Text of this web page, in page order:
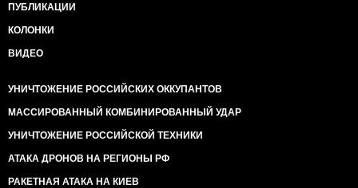
ПУБЛИКАЦИИ
КОЛОНКИ
ВИДЕО
УНИЧТОЖЕНИЕ РОССИЙСКИХ ОККУПАНТОВ
МАССИРОВАННЫЙ КОМБИНИРОВАННЫЙ УДАР
УНИЧТОЖЕНИЕ РОССИЙСКОЙ ТЕХНИКИ
АТАКА ДРОНОВ НА РЕГИОНЫ РФ
РАКЕТНАЯ АТАКА НА КИЕВ